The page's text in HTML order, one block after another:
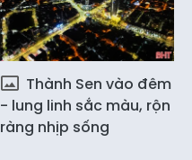
Thành Sen vào đêm
- lung linh sắc màu, rộn
ràng nhịp sống